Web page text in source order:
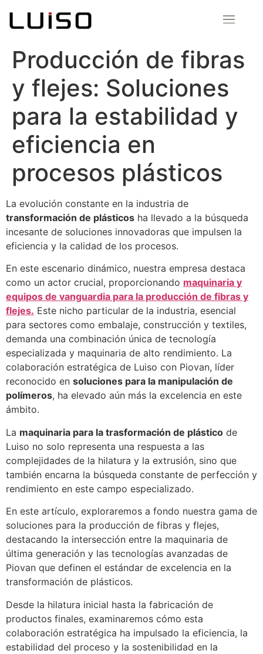
Producción de fibras
y flejes: Soluciones
para la estabilidad y
eficiencia en
procesos plásticos
La evolución constante en la industria de
transformación de plásticos ha llevado a la búsqueda
incesante de soluciones innovadoras que impulsen la
eficiencia y la calidad de los procesos.
En este escenario dinámico, nuestra empresa destaca
como un actor crucial, proporcionando maquinaria y
equipos de vanguardia para la producción de fibras y
flejes. Este nicho particular de la industria, esencial
para sectores como embalaje, construcción y textiles,
demanda una combinación única de tecnología
especializada y maquinaria de alto rendimiento. La
colaboración estratégica de Luiso con Piovan, líder
reconocido en soluciones para la manipulación de
polímeros, ha elevado aún más la excelencia en este
ámbito.
La maquinaria para la trasformación de plástico de
Luiso no solo representa una respuesta a las
complejidades de la hilatura y la extrusión, sino que
también encarna la búsqueda constante de perfección y
rendimiento en este campo especializado.
En este artículo, exploraremos a fondo nuestra gama de
soluciones para la producción de fibras y flejes,
destacando la intersección entre la maquinaria de
última generación y las tecnologías avanzadas de
Piovan que definen el estándar de excelencia en la
transformación de plásticos.
Desde la hilatura inicial hasta la fabricación de
productos finales, examinaremos cómo esta
colaboración estratégica ha impulsado la eficiencia, la
estabilidad del proceso y la sostenibilidad en la